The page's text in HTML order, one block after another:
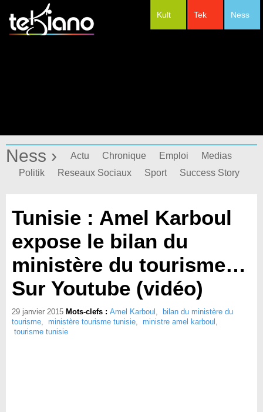
Ness
Tek
Kult
Ness › Actu Chronique Emploi
Medias
Politik
Reseaux Sociaux Sport Success Story
Tunisie : Amel Karboul
expose le bilan du
ministère du tourisme…
Sur Youtube (vidéo)
29 janvier 2015 Mots-clefs : Amel Karboul ,
bilan du ministère du
tourisme, ministère tourisme tunisie, ministre amel karboul ,
tourisme tunisie